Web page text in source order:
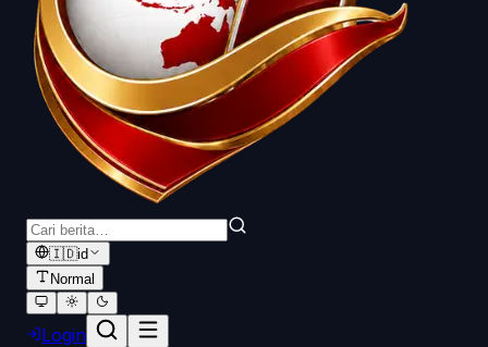
🇮🇩id
Normal
Login